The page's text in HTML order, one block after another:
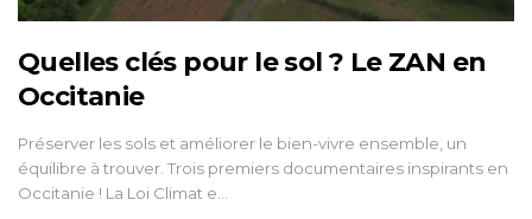
Quelles clés pour le sol ? Le ZAN en
Occitanie
Préserver les sols et améliorer le bien-vivre ensemble, un
équilibre à trouver. Trois premiers documentaires inspirants en
Occitanie ! La Loi Climat e…